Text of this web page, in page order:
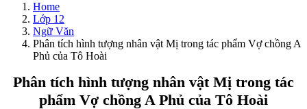
Home
Lớp 12
Ngữ Văn
Phân tích hình tượng nhân vật Mị trong tác phẩm Vợ chồng A
Phủ của Tô Hoài
Phân tích hình tượng nhân vật Mị trong tác
phẩm Vợ chồng A Phủ của Tô Hoài